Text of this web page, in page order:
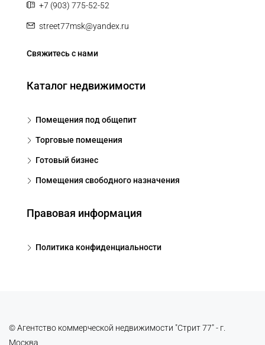
+7 (903) 775-52-52
street77msk@yandex.ru
Свяжитесь с нами
Каталог недвижимости
Помещения под общепит
Торговые помещения
Готовый бизнес
Помещения свободного назначения
Правовая информация
Политика конфиденциальности
© Агентство коммерческой недвижимости "Стрит 77" - г.
Москва